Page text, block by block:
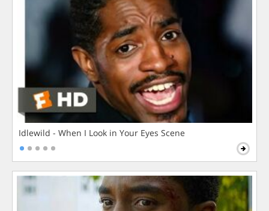
Idlewild - When I Look in Your Eyes Scene